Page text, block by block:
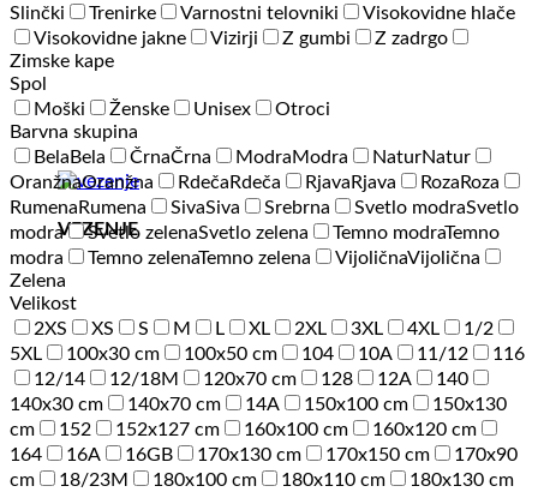
VEZENJE
Slinčki
Trenirke Varnostni telovniki
Visokovidne hlače
Visokovidne jakne
Vizirji Z gumbi
Z zadrgo
Zimske kape
Spol
Moški
Ženske Unisex
Otroci
Barvna skupina
Bela Bela ČrnaČrna ModraModra NaturNatur
OranžnaOranžna Rdeča Rdeča Rjava Rjava Roza Roza
Rumena Rumena SivaSiva Srebrna Svetlo modraSvetlo
modra
Svetlo zelenaSvetlo zelena Temno modraTemno
modra
Temno zelenaTemno zelena VijoličnaVijolična
Zelena
Velikost
2XS
XS S M L XL 2XL 3XL 4XL
1/2
5XL
100x30 cm 100x50 cm 104 10A 11/12
116
12/14
12/18M 120x70 cm 128 12A
140
140x30 cm
140x70 cm 14A 150x100 cm
150x130
cm
152 152x127 cm 160x100 cm
160x120 cm
164
16A 16GB 170x130 cm 170x150 cm
170x90
cm
18/23M 180x100 cm 180x110 cm
180x130 cm